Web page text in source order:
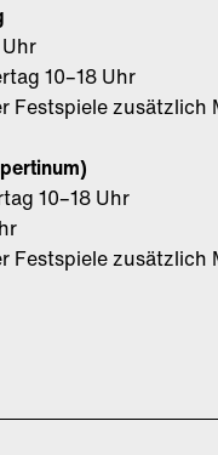
10–18 Uhr
Festspiele zusätzlich
10–18 Uhr
Festspiele zusätzlich